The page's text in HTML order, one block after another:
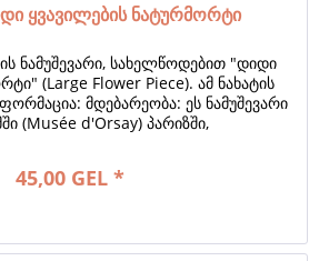
ყვავილების ნატურმორტი
ნამუშევარი, სახელწოდებით "დიდი
(Large Flower Piece). ამ ნახატის
მდებარეობა: ეს ნამუშევარი
(Musée d'Orsay) პარიზში,
45,00 GEL *